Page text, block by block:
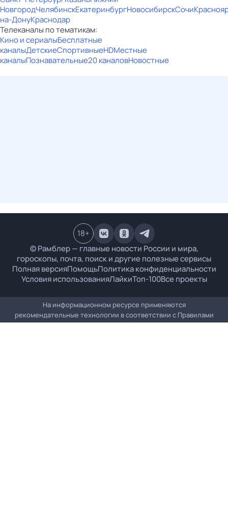
НовгородЧелябинскЕкатеринбургНовосибирскСочи
на-ДонуКраснодар
Телеканалы по тематикам:
Кино и сериалыБесплатные
каналыДетскиеСпортивныеHDМестные
каналыПознавательные20 каналовНовостные
© Рамблер — главные новости России и мира,
гороскопы, почта, поиск и другие полезные сервисы
Полная версияПомощьПолитика конфиденциальности
Условия использованияЛайкиТоп-100Все проекты
18+
На информационном ресурсе применяются
рекомендательные технологии в соответствии с Правилами